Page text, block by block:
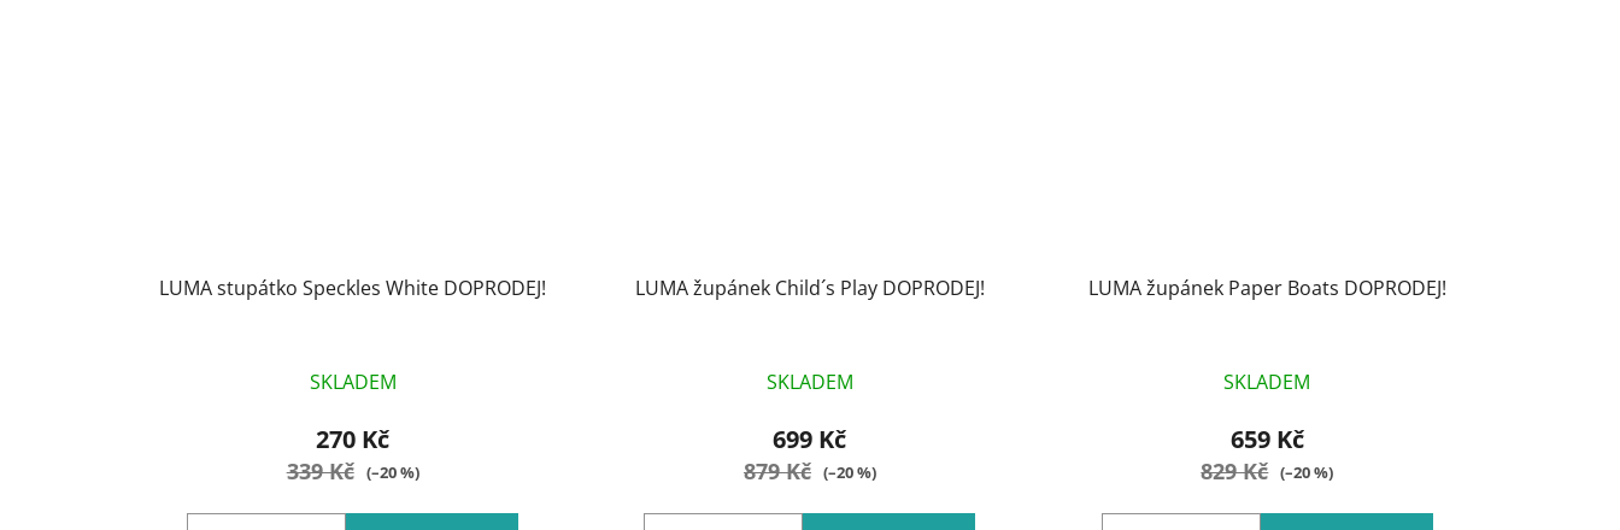
LUMA stupátko Speckles White DOPRODEJ!
SKLADEM
270 Kč
339 Kč (–20 %)
LUMA župánek Child´s Play DOPRODEJ!
SKLADEM
699 Kč
879 Kč (–20 %)
LUMA župánek Paper Boats DOPRODEJ!
SKLADEM
659 Kč
829 Kč (–20 %)